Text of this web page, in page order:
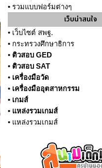
• รวมแบบฟอร์มต่างๆ
เว็บน่าสนใจ
• เว็บไซต์ สพฐ.
• กระทรวงศึกษาธิการ
• ติวสอบ GED
• ติวสอบ SAT
• เครื่องมือวัด
• เครื่องมืออุตสาหกรรม
• เกมส์
• แหล่งรวมเกมส์
• แหล่งรวมเกมส์